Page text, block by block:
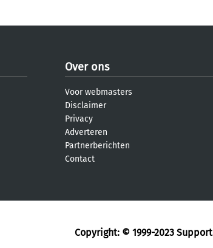
Over ons
Voor webmasters
Disclaimer
Privacy
Adverteren
Partnerberichten
Contact
Copyright: © 1999-2023